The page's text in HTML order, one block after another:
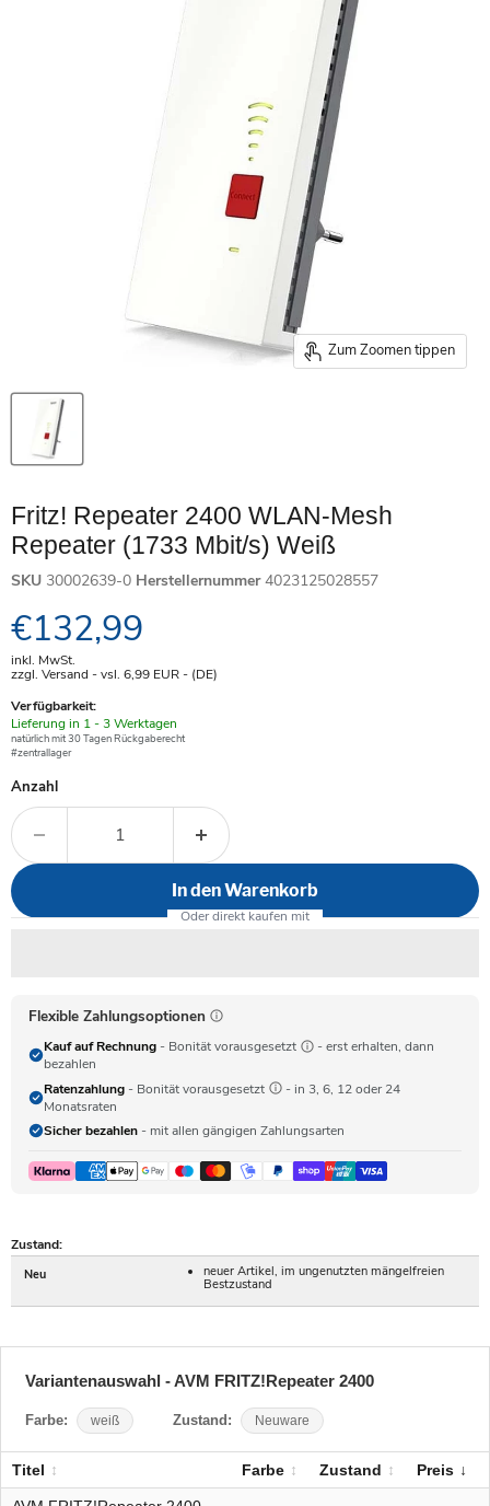
Zum Zoomen tippen
Fritz! Repeater 2400 WLAN-Mesh
Repeater (1733 Mbit/s) Weiß
SKU 30002639-0 Herstellernummer 4023125028557
Aktueller Preis
€132,99
inkl. MwSt.
zzgl. Versand - vsl. 6,99 EUR- (DE)
Verfügbarkeit:
Verfügbar
-
Lieferung in 1 - 3 Werktagen
natürlich mit 30 Tagen Rückgaberecht
#zentrallager
Anzahl
In den Warenkorb
Flexible Zahlungsoptionen
Kauf auf Rechnung - Bonität vorausgesetzt
- erst erhalten, dann
bezahlen
Ratenzahlung - Bonität vorausgesetzt
- in 3, 6, 12 oder 24
Monatsraten
Sicher bezahlen - mit allen gängigen Zahlungsarten
Zustand:
Neu
neuer Artikel, im ungenutzten mängelfreien
Bestzustand
Variantenauswahl - AVM FRITZ!Repeater 2400
Farbe: weiß Zustand: Neuware
Titel Farbe Zustand Preis